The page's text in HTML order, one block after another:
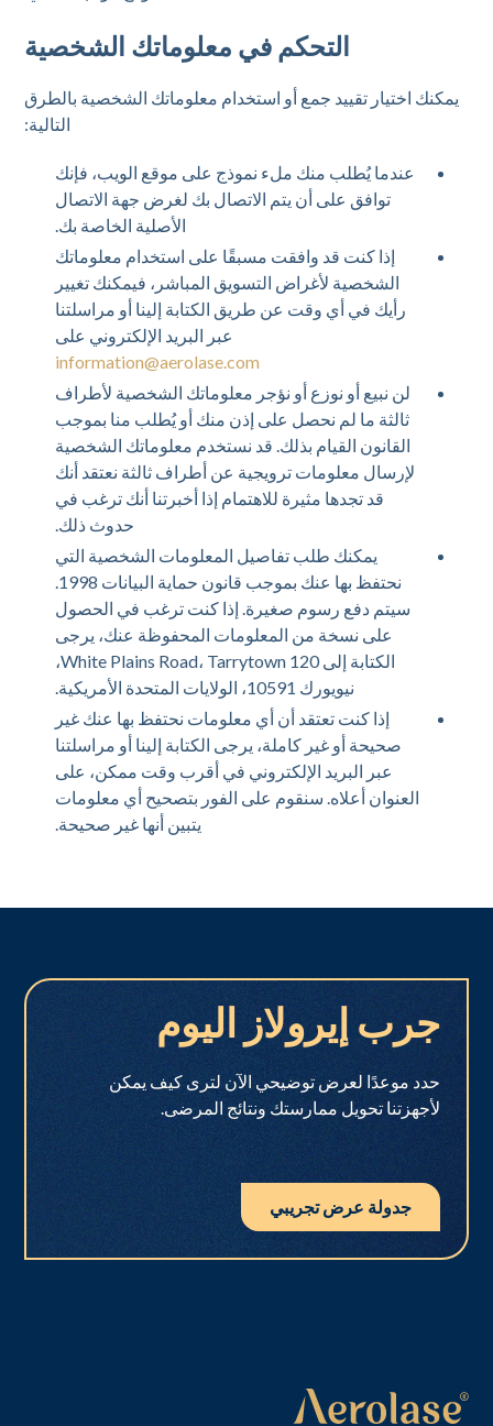
التحكم في معلوماتك الشخصية
يمكنك اختيار تقييد جمع أو استخدام معلوماتك الشخصية بالطرق
التالية:
عندما يُطلب منك ملء نموذج على موقع الويب، فإنك
توافق على أن يتم الاتصال بك لغرض جهة الاتصال
الأصلية الخاصة بك.
إذا كنت قد وافقت مسبقًا على استخدام معلوماتك
الشخصية لأغراض التسويق المباشر، فيمكنك تغيير
رأيك في أي وقت عن طريق الكتابة إلينا أو مراسلتنا
عبر البريد الإلكتروني على
information@aerolase.com
لن نبيع أو نوزع أو نؤجر معلوماتك الشخصية لأطراف
ثالثة ما لم نحصل على إذن منك أو يُطلب منا بموجب
القانون القيام بذلك. قد نستخدم معلوماتك الشخصية
لإرسال معلومات ترويجية عن أطراف ثالثة نعتقد أنك
قد تجدها مثيرة للاهتمام إذا أخبرتنا أنك ترغب في
حدوث ذلك.
يمكنك طلب تفاصيل المعلومات الشخصية التي
نحتفظ بها عنك بموجب قانون حماية البيانات 1998.
سيتم دفع رسوم صغيرة. إذا كنت ترغب في الحصول
على نسخة من المعلومات المحفوظة عنك، يرجى
الكتابة إلى 120 White Plains Road، Tarrytown،
نيويورك 10591، الولايات المتحدة الأمريكية.
إذا كنت تعتقد أن أي معلومات نحتفظ بها عنك غير
صحيحة أو غير كاملة، يرجى الكتابة إلينا أو مراسلتنا
عبر البريد الإلكتروني في أقرب وقت ممكن، على
العنوان أعلاه. سنقوم على الفور بتصحيح أي معلومات
يتبين أنها غير صحيحة.
جرب إيرولاز اليوم
حدد موعدًا لعرض توضيحي الآن لترى كيف يمكن
لأجهزتنا تحويل ممارستك ونتائج المرضى.
جدولة عرض تجريبي